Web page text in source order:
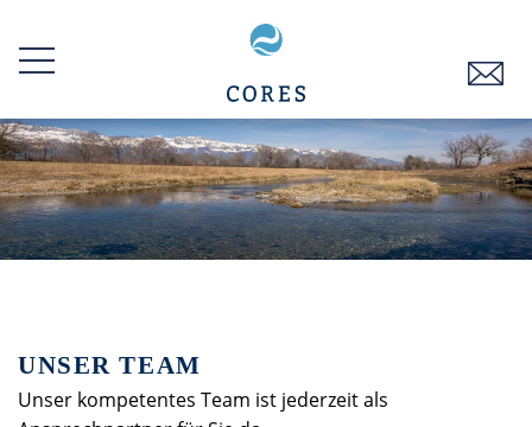
Inhalt
springen
UNSER TEAM
Unser kompetentes Team ist jederzeit als